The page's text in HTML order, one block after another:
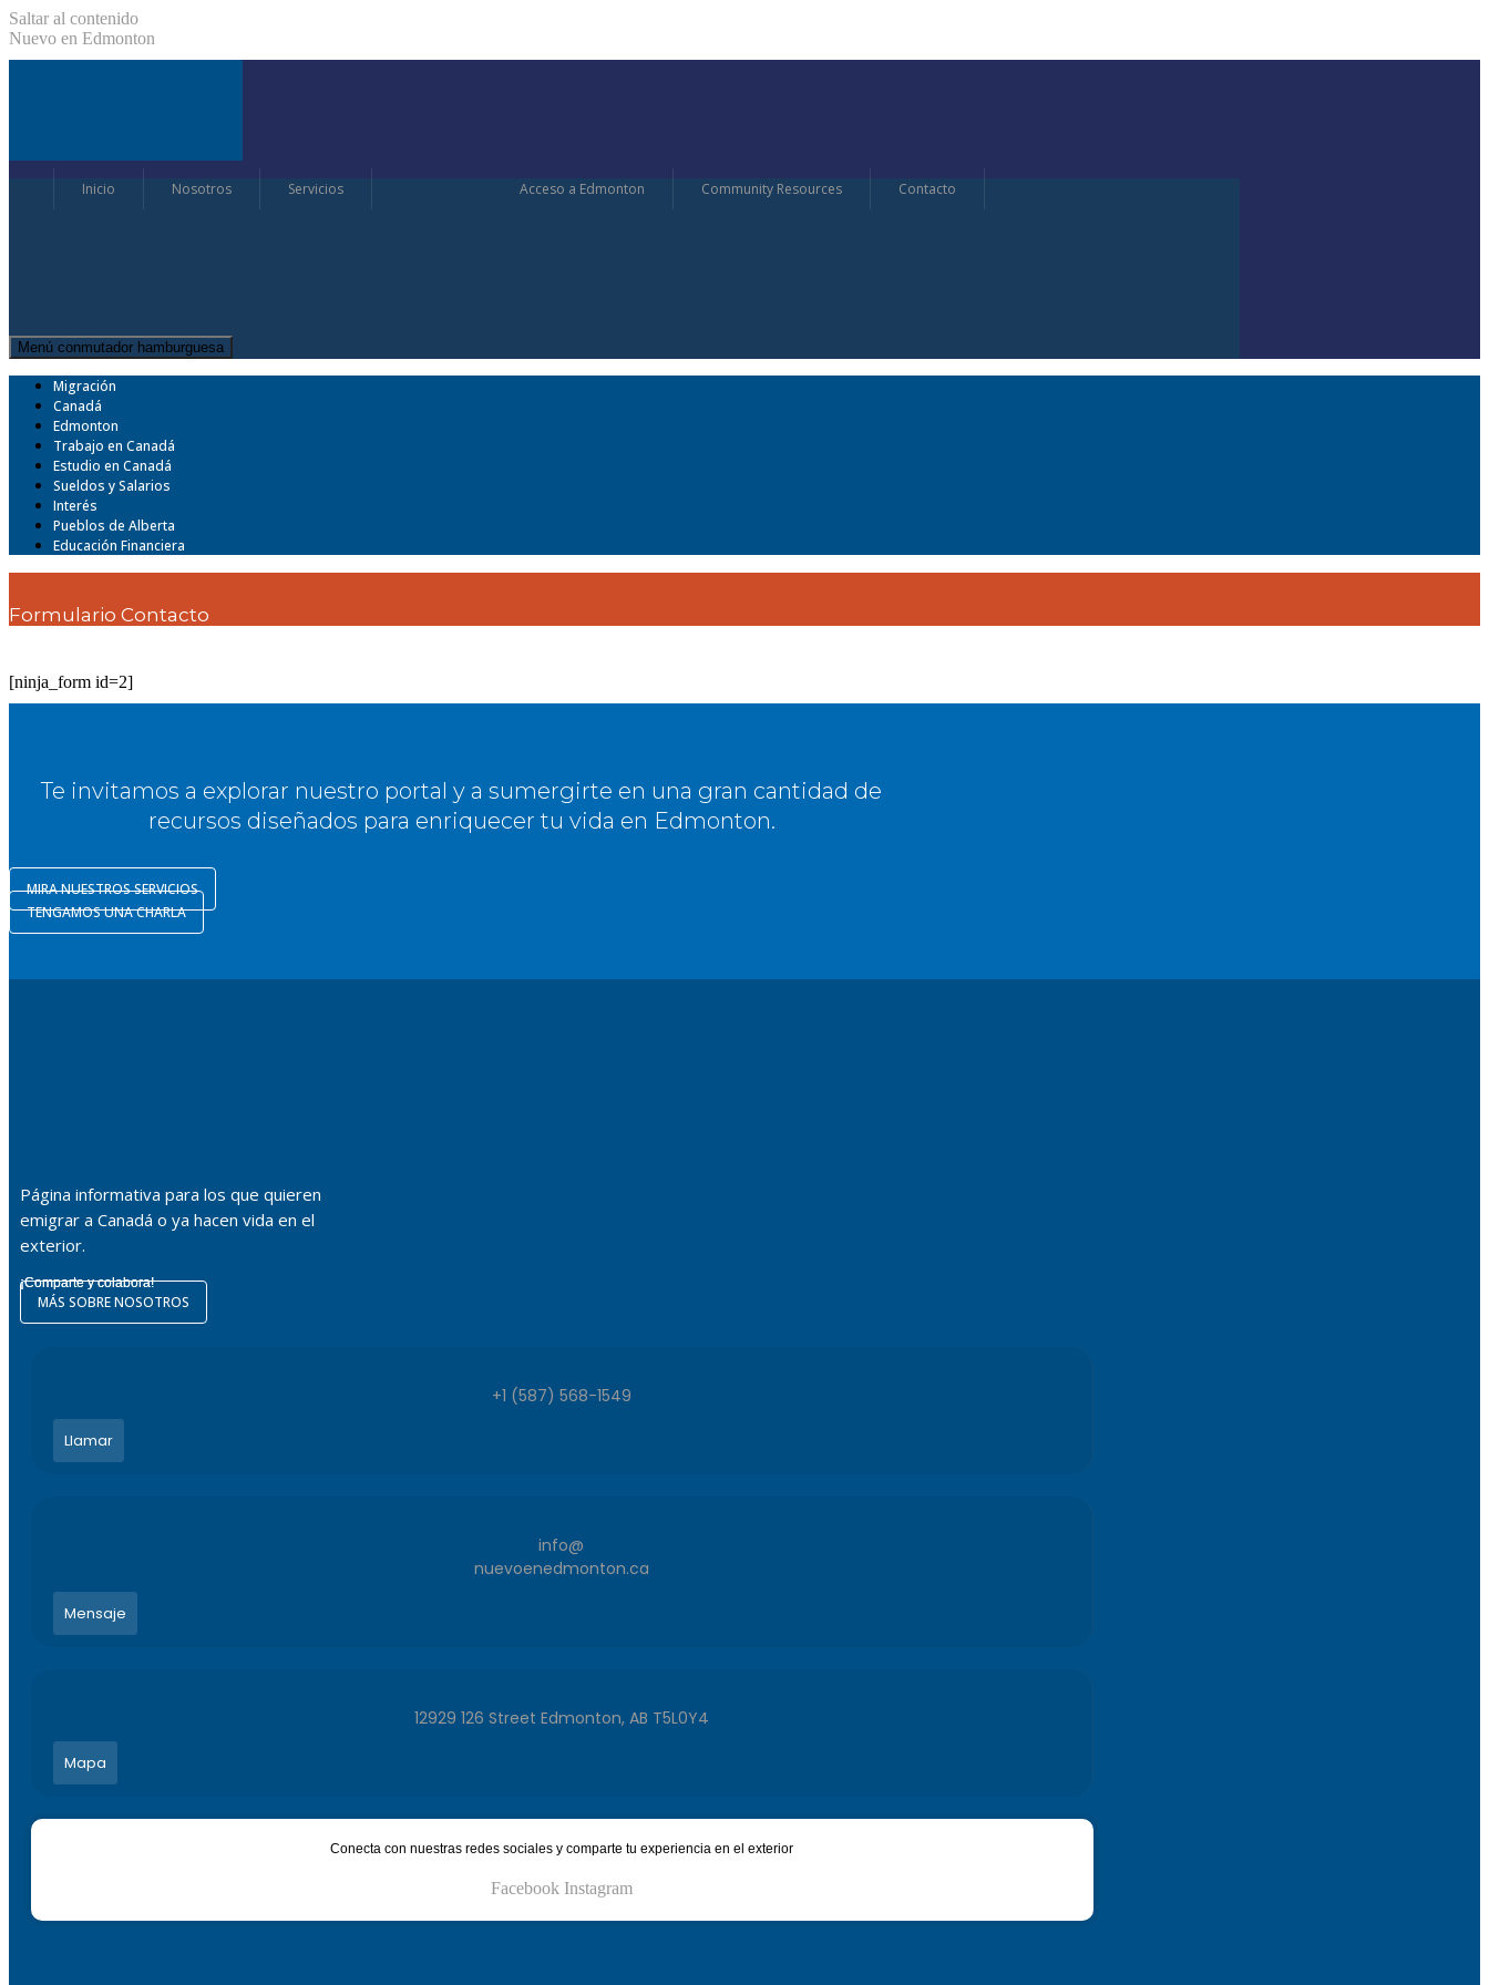
Saltar al contenido
Nuevo en Edmonton
Inicio Nosotros Servicios Acceso a Edmonton Community Resources Contacto
Menú conmutador hamburguesa
Migración
Canadá
Edmonton
Trabajo en Canadá
Estudio en Canadá
Sueldos y Salarios
Interés
Pueblos de Alberta
Educación Financiera
Formulario Contacto
[ninja_form id=2]
Te invitamos a explorar nuestro portal y a sumergirte en una gran cantidad de
recursos diseñados para enriquecer tu vida en Edmonton.
MIRA NUESTROS SERVICIOS
TENGAMOS UNA CHARLA
Página informativa para los que quieren
emigrar a Canadá o ya hacen vida en el
exterior.
¡Comparte y colabora!
MÁS SOBRE NOSOTROS
+1 (587) 568-1549
Llamar
info@
nuevoenedmonton.ca
Mensaje
12929 126 Street Edmonton, AB T5L0Y4
Mapa
Conecta con nuestras redes sociales y comparte tu experiencia en el exterior
Facebook Instagram